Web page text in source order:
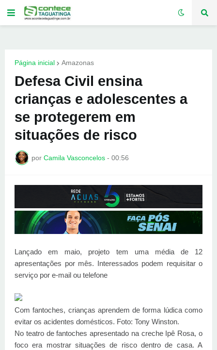
Página inicial Amazonas
Defesa Civil ensina
crianças e adolescentes a
se protegerem em
situações de risco
por Camila Vasconcelos - 00:56
Lançado em maio, projeto tem uma média de 12
apresentações por mês. Interessados podem requisitar o
serviço por e-mail ou telefone
Com fantoches, crianças aprendem de forma lúdica como
evitar os acidentes domésticos. Foto: Tony Winston.
No teatro de fantoches apresentado na creche Ipê Rosa, o
foco era mostrar situações de risco dentro de casa. A